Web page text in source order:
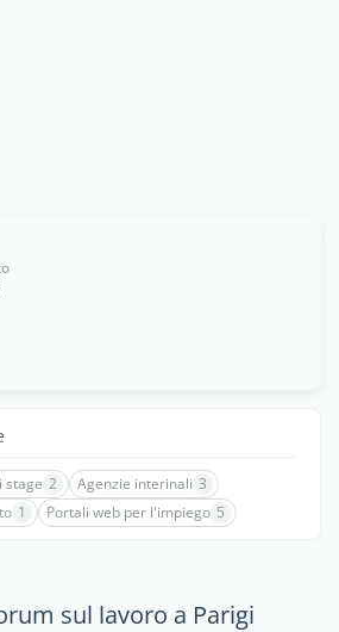
stage 2 Agenzie interinali 3
1 Portali web per l'impiego 5
sul lavoro a Parigi